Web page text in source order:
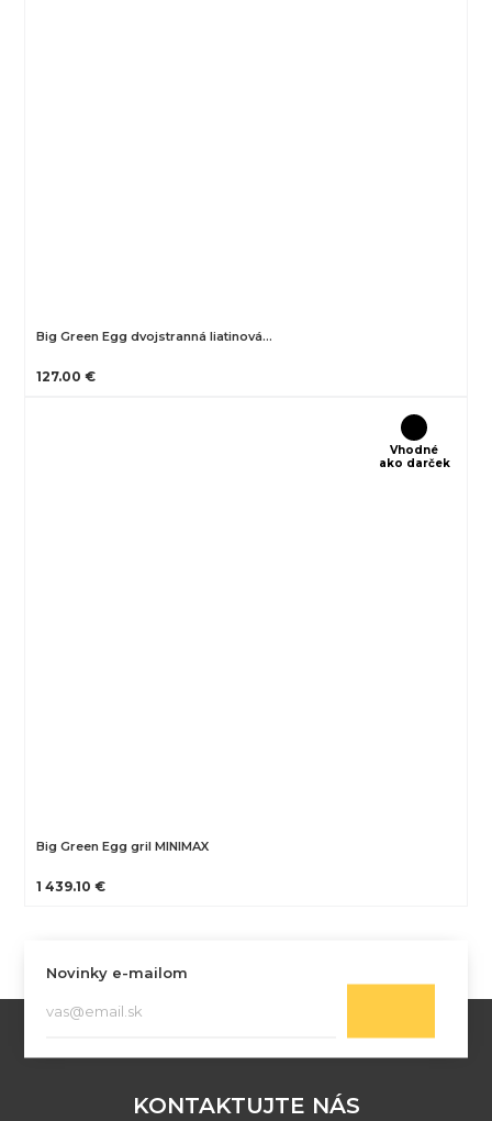
Big Green Egg dvojstranná liatinová…
127.00 €
Vhodné
ako darček
Big Green Egg gril MINIMAX
1 439.10 €
Novinky e-mailom
KONTAKTUJTE NÁS